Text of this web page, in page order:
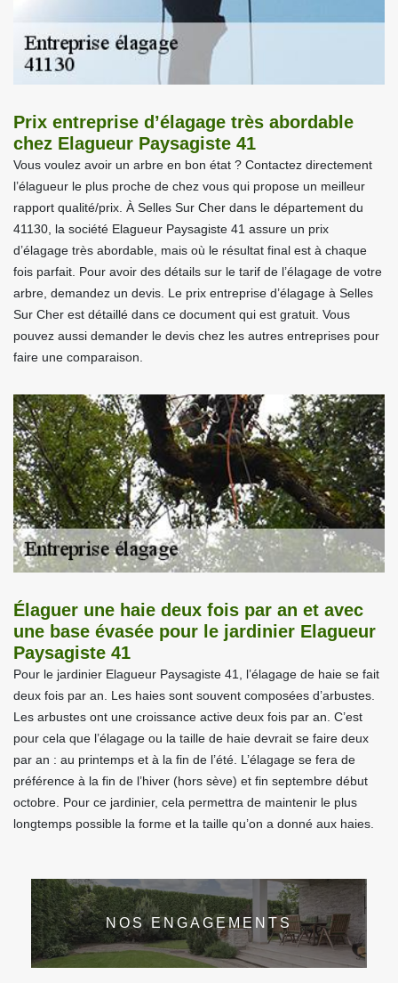
Prix entreprise d’élagage très abordable
chez Elagueur Paysagiste 41
Vous voulez avoir un arbre en bon état ? Contactez directement
l’élagueur le plus proche de chez vous qui propose un meilleur
rapport qualité/prix. À Selles Sur Cher dans le département du
41130, la société Elagueur Paysagiste 41 assure un prix
d’élagage très abordable, mais où le résultat final est à chaque
fois parfait. Pour avoir des détails sur le tarif de l’élagage de votre
arbre, demandez un devis. Le prix entreprise d’élagage à Selles
Sur Cher est détaillé dans ce document qui est gratuit. Vous
pouvez aussi demander le devis chez les autres entreprises pour
faire une comparaison.
Élaguer une haie deux fois par an et avec
une base évasée pour le jardinier Elagueur
Paysagiste 41
Pour le jardinier Elagueur Paysagiste 41, l’élagage de haie se fait
deux fois par an. Les haies sont souvent composées d’arbustes.
Les arbustes ont une croissance active deux fois par an. C’est
pour cela que l’élagage ou la taille de haie devrait se faire deux
par an : au printemps et à la fin de l’été. L’élagage se fera de
préférence à la fin de l’hiver (hors sève) et fin septembre début
octobre. Pour ce jardinier, cela permettra de maintenir le plus
longtemps possible la forme et la taille qu’on a donné aux haies.
NOS ENGAGEMENTS